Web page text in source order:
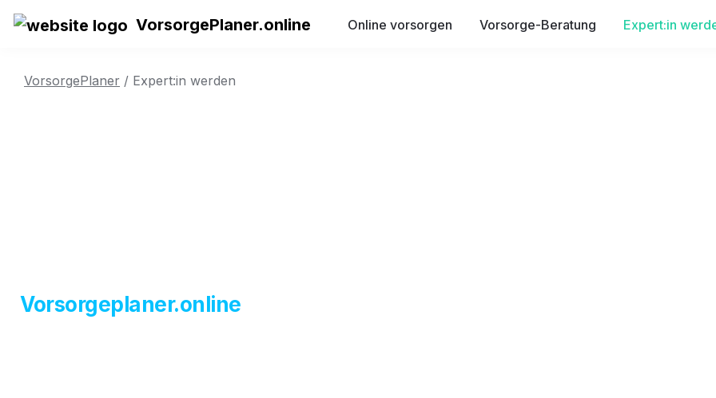
VorsorgePlaner.online Online vorsorgen Vorsorge-Beratung Expert:in
VorsorgePlaner / Expert:in werden
Vorsorgeplaner.online